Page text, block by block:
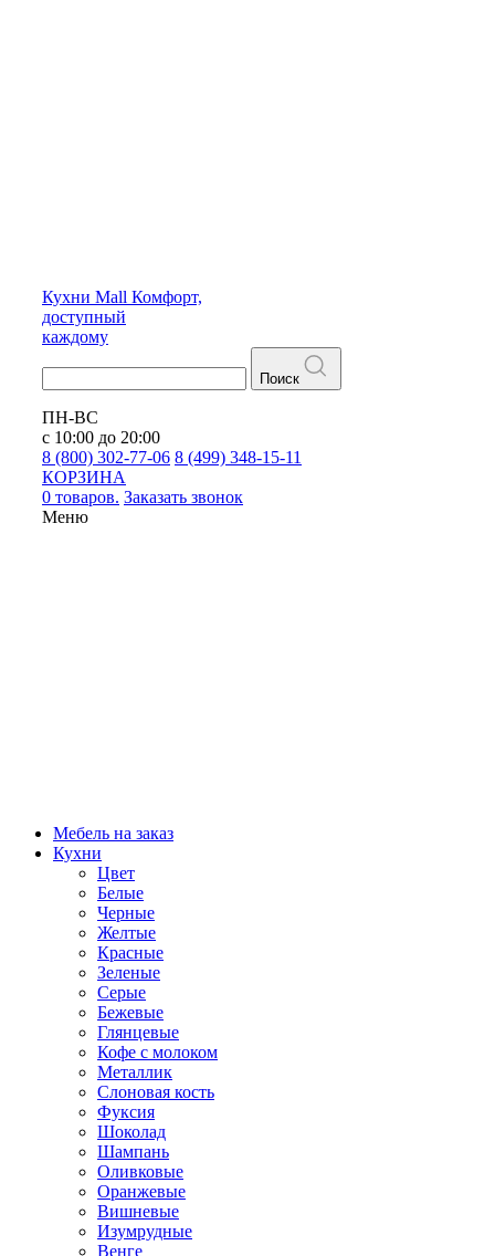
Кухни Mall Комфорт,
доступный
каждому
Поиск
ПН-ВС
с 10:00 до 20:00
8 (800) 302-77-06 8 (499) 348-15-11
КОРЗИНА
0 товаров. Заказать звонок
Меню
Мебель на заказ
Кухни
Цвет
Белые
Черные
Желтые
Красные
Зеленые
Серые
Бежевые
Глянцевые
Кофе с молоком
Металлик
Слоновая кость
Фуксия
Шоколад
Шампань
Оливковые
Оранжевые
Вишневые
Изумрудные
Венге